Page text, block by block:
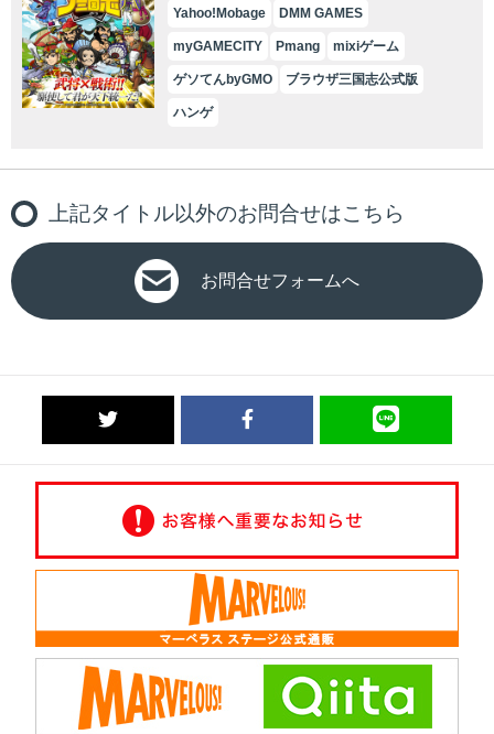
Yahoo!Mobage DMM GAMES
myGAMECITY Pmang mixiゲーム
ゲソてんbyGMO ブラウザ三国志公式版
ハンゲ
上記タイトル以外のお問合せはこちら
お問合せフォームへ